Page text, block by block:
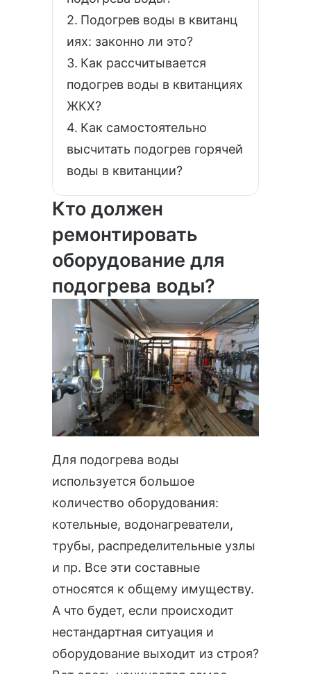
Подогрев воды в квитанц
иях: законно ли это?
Как рассчитывается
подогрев воды в квитанциях
ЖКХ?
Как самостоятельно
высчитать подогрев горячей
воды в квитанции?
Кто должен
ремонтировать
оборудование для
подогрева воды?
Для подогрева воды
используется большое
количество оборудования:
котельные, водонагреватели,
трубы, распределительные узлы
и пр. Все эти составные
относятся к общему имуществу.
А что будет, если происходит
нестандартная ситуация и
оборудование выходит из строя?